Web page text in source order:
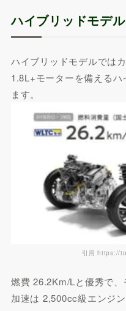
ハイブリッドモデル
ハイブリッドモデルでは
1.8L+モーターを備える
ます。
引用 https://
燃費 26.2Km/Lと優秀で
加速は 2,500cc級エンジ